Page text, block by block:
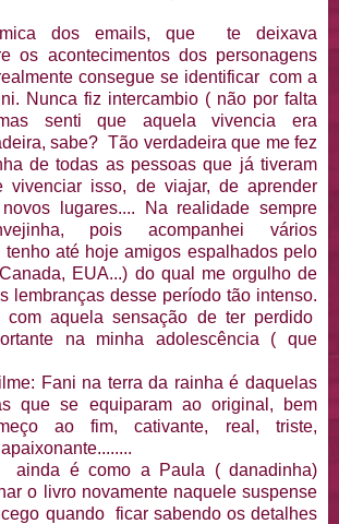
dos emails, que te deixava
os acontecimentos dos personagens
consegue se identificar com a
Nunca fiz intercambio ( não por falta
senti que aquela vivencia era
sabe? Tão verdadeira que me fez
de todas as pessoas que já tiveram
vivenciar isso, de viajar, de aprender
lugares.... Na realidade sempre
pois acompanhei vários
tenho até hoje amigos espalhados pelo
EUA...) do qual me orgulho de
lembranças desse período tão intenso.
com aquela sensação de ter perdido
na minha adolescência ( que
Fani na terra da rainha é daquelas
que se equiparam ao original, bem
ao fim, cativante, real, triste,
ainda é como a Paula ( danadinha)
o livro novamente naquele suspense
quando ficar sabendo os detalhes